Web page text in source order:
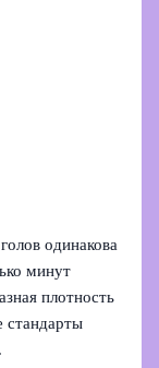
одинакова
минут
плотность
стандарты